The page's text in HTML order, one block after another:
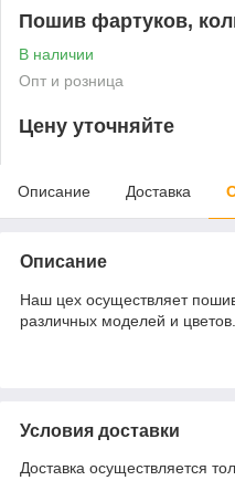
Пошив фартуков,
В наличии
Опт и розница
Цену уточняйте
Описание Доставка
Описание
Наш цех осуществляет
различных моделей и цветов.
Условия доставки
Доставка осуществляется